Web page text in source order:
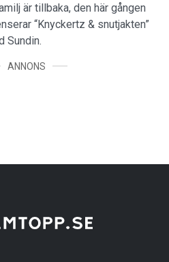
är tillbaka, den här gången
“Knyckertz & snutjakten”
Sundin.
ANNONS